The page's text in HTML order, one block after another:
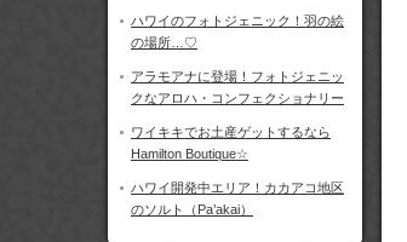
ハワイのフォトジェニック！羽の絵
の場所…♡
アラモアナに登場！フォトジェニッ
クなアロハ・コンフェクショナリー
ワイキキでお土産ゲットするなら
Hamilton Boutique☆
ハワイ開発中エリア！カカアコ地区
のソルト（Pa’akai）